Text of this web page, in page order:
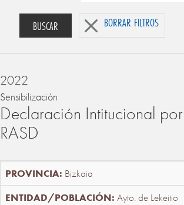
BUSCAR BORRAR FILTROS
2022
Sensibilización
Declaración Intitucional
RASD
Bizkaia
Ayto. de Lekeitio